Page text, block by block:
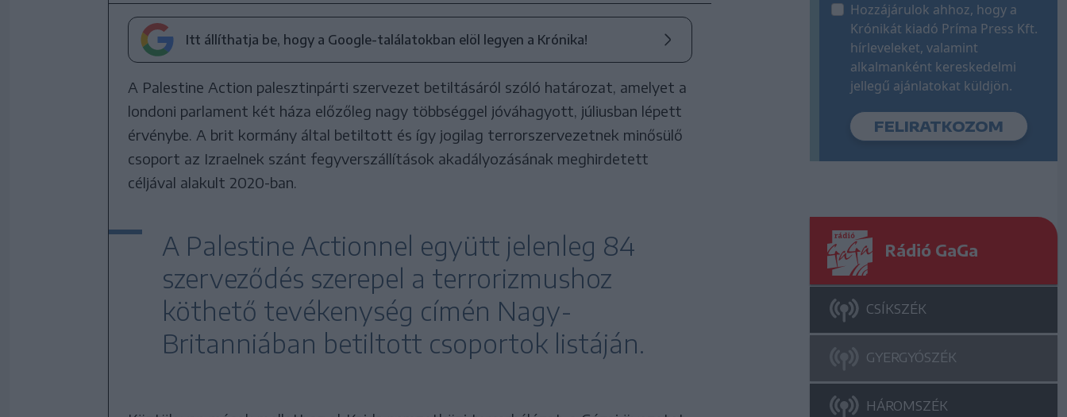
Itt állíthatja be, hogy a Google-találatokban elöl legyen a Krónika!
A Palestine Action palesztinpárti szervezet betiltásáról szóló határozat, amelyet a
londoni parlament két háza előzőleg nagy többséggel jóváhagyott, júliusban lépett
érvénybe. A brit kormány által betiltott és így jogilag terrorszervezetnek minősülő
csoport az Izraelnek szánt fegyverszállítások akadályozásának meghirdetett
céljával alakult 2020-ban.
A Palestine Actionnel együtt jelenleg 84
szerveződés szerepel a terrorizmushoz
köthető tevékenység címén Nagy-
Britanniában betiltott csoportok listáján.
Hozzájárulok ahhoz, hogy a
Krónikát kiadó Príma Press Kft.
hírleveleket, valamint
alkalmanként kereskedelmi
jellegű ajánlatokat küldjön.
Rádió GaGa
CSÍKSZÉK
GYERGYÓSZÉK
HÁROMSZÉK